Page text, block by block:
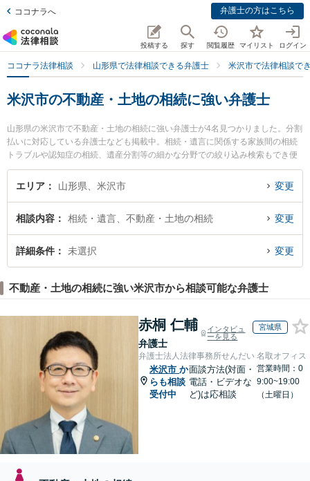
ココナラへ 弁護士の方はこちら
投稿する 探す 閲覧履歴 マイリスト ログイン
ココナラ法律相談 山形県で法律相談できる弁護士 米沢市で法律相談で
米沢市の不動産・土地の相続に強い弁護士
山形県の米沢市で不動産・土地の相続に強い弁護士が4名見つかりました。分割
払いに対応している弁護士なども掲載中。相続・遺言に関係する家族間の相続
トラブルや認知症の相続、遺産分割等の細かな分野での絞り込み検索もでき便
利です。特に長岡克典法律事務所の長岡 克典弁護士やべに花法律事務所の東海
林 寛子弁護士、米沢舞鶴法律事務所の遠藤 正紀弁護士のプロフィール情報や弁
の相続のトラブル解決の実績豊富な近くの弁護士を検索したい』『初回相談無
料で不動産・土地の相続を法律相談できる米沢市内の弁護士に相談予約した
い』などでお困りの相談者さんにおすすめです。
エリア 山形県、米沢市 変更
相談内容 相続・遺言、不動産・土地の相続 変更
詳細条件 未選択 変更
不動産・土地の相続に強い米沢市から相談可能な弁護士
赤桐 仁輔
弁護士
インタビュ
ーを見る
宮城県
弁護士法人法律事務所せんだい 名取オフィス
米沢市 か
らも相談
受付中
面談方法(対面・
電話・ビデオな
ど)は応相談
営業時間：0
9:00~19:00
（土曜日）